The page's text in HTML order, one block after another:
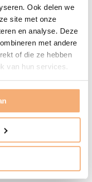
Ook delen we
site met onze
en analyse. Deze
met andere
of die ze hebben
van hun services.
Roger Anné, in
LRM en
Private Equity
Anné e...
ons is LRM zowel
meer dan 25 jaar
een startup die een
appelen en peren in je
produceren en rendabel